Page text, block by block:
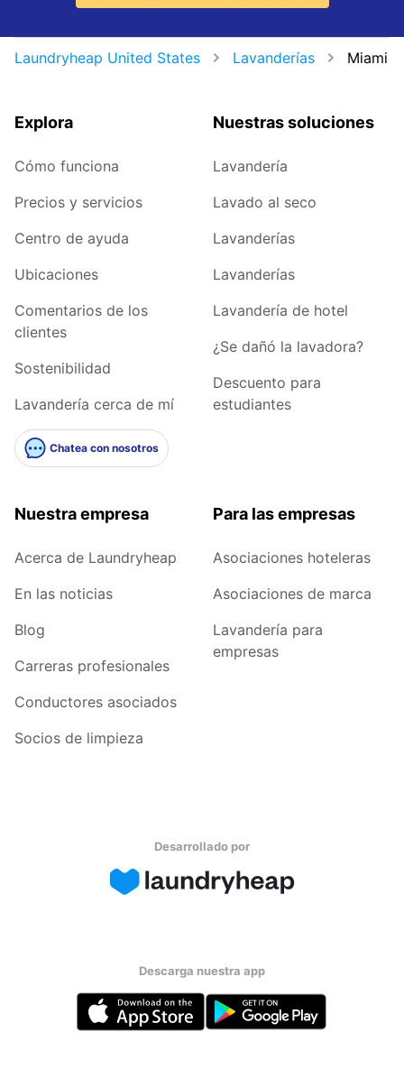
Laundryheap United States Lavanderías Miami
Explora
Cómo funciona
Precios y servicios
Centro de ayuda
Ubicaciones
Comentarios de los
clientes
Sostenibilidad
Lavandería cerca de mí
Chatea con nosotros
Nuestras soluciones
Lavandería
Lavado al seco
Lavanderías
Lavanderías
Lavandería de hotel
¿Se dañó la lavadora?
Descuento para
estudiantes
Nuestra empresa
Acerca de Laundryheap
En las noticias
Blog
Carreras profesionales
Conductores asociados
Socios de limpieza
Para las empresas
Asociaciones hoteleras
Asociaciones de marca
Lavandería para
empresas
Desarrollado por
Descarga nuestra app